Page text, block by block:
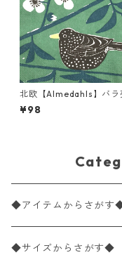
北欧【Almedahls】バラ
枚 ランチサイズ ペーパー
キン
¥98
◆アイテムからさがす
ペーパーナプキン2枚バ
◆サイズからさがす◆